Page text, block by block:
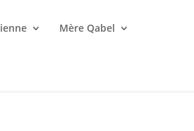
Mère Qabel